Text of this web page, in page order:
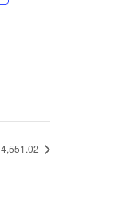
4,551.02